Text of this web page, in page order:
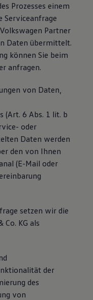
Prozesses einem
Serviceanfrage
Partner
Daten übermittelt.
können Sie beim
anfragen.
von Daten,
(Art. 6 Abs. 1 lit. b
oder
Daten werden
den von Ihnen
(E-Mail oder
setzen wir die
Co. KG als
der
des
von